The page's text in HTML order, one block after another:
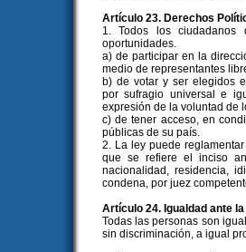
Artículo 23. Derechos
1. Todos los
oportunidades.
a) de participar en la
medio de representantes
b) de votar y ser elegidos
por sufragio universal e
expresión de la voluntad de
c) de tener acceso, en
públicas de su país.
2. La ley puede
que se refiere el inciso
nacionalidad, residencia,
condena, por juez
Artículo 24. Igualdad ante
Todas las personas son
sin discriminación, a igual